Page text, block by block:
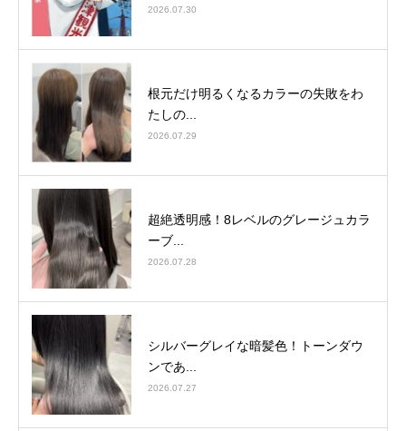
2026.07.30
根元だけ明るくなるカラーの失敗をわ
たしの...
2026.07.29
超絶透明感！8レベルのグレージュカラ
ーブ...
2026.07.28
シルバーグレイな暗髪色！トーンダウ
ンであ...
2026.07.27